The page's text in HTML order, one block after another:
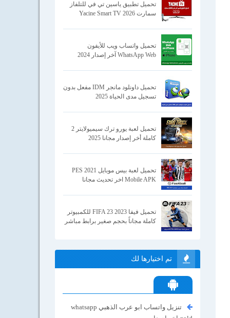
تحميل تطبيق ياسين تي في للتلفاز
سمارت Yacine Smart TV 2026
تحميل واتساب ويب للأيفون
WhatsApp Web آخر إصدار 2024
تحميل داونلود مانجر IDM مفعل بدون
تسجيل مدى الحياة 2025
تحميل لعبة يورو ترك سيميولايتر 2
كاملة أخر إصدار مجانا 2025
تحميل لعبة بيس موبايل 2021 PES
Mobile APK اخر تحديث مجانا
تحميل فيفا 2023 FIFA 23 للكمبيوتر
كاملة مجاناً بحجم صغير برابط مباشر
تم اختيارها لك
تنزيل واتساب ابو عرب الذهبي whatsapp